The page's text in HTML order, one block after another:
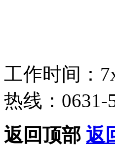
工作时间：
热线：0631-
返回顶部 返